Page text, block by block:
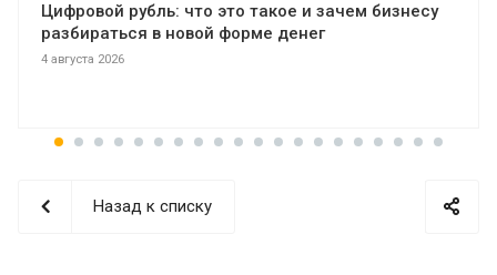
Цифровой рубль: что это такое и зачем бизнесу
разбираться в новой форме денег
4 августа 2026
Назад к списку